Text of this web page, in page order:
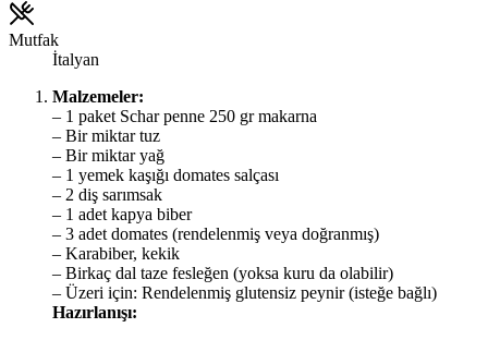
Mutfak
İtalyan
Malzemeler:
– 1 paket Schar penne 250 gr makarna
– Bir miktar tuz
– Bir miktar yağ
– 1 yemek kaşığı domates salçası
– 2 diş sarımsak
– 1 adet kapya biber
– 3 adet domates (rendelenmiş veya doğranmış)
– Karabiber, kekik
– Birkaç dal taze fesleğen (yoksa kuru da olabilir)
– Üzeri için: Rendelenmiş glutensiz peynir (isteğe bağlı)
Hazırlanışı: